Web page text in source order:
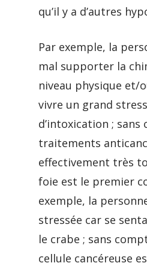
qu’il y a d’autres
Par exemple, la
mal supporter la
niveau physique et/
vivre un grand
d’intoxication ;
traitements
effectivement très
foie est le premier
exemple, la
stressée car se
le crabe ; sans
cellule cancéreuse